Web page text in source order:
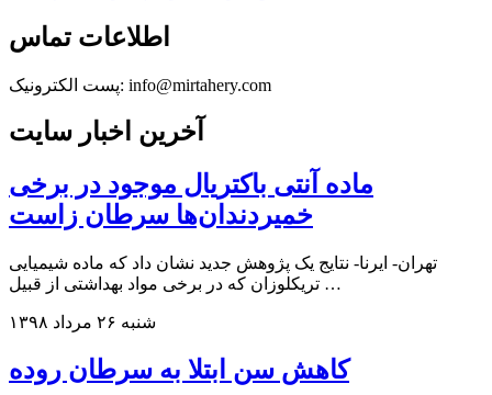
اطلاعات تماس
پست الکترونیک: info@mirtahery.com
آخرین اخبار سایت
ماده آنتی باکتریال موجود در برخی
خمیردندان‌ها سرطان زاست
تهران- ایرنا- نتایج یک پژوهش جدید نشان داد که ماده شیمیایی
تریکلوزان که در برخی مواد بهداشتی از قبیل …
شنبه ۲۶ مرداد ۱۳۹۸
کاهش سن ابتلا به سرطان روده